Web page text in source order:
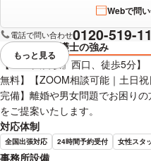
Webで問
電話で問い合わせ0120-519-
弁護士の強み
【JR『大宮駅』西口、徒歩5分
無料】【ZOOM相談可能｜土日
完備】離婚や男女問題でお困り
をご提案いたします。
対応体制
全国出張対応 24時間予約受付 女性スタ
事務所設備
視覚的に省略されている要素
もっと見る